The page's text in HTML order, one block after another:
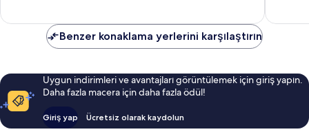
Benzer konaklama yerlerini karşılaştırın
Uygun indirimleri ve avantajları görüntülemek için giriş yapın.
Daha fazla macera için daha fazla ödül!
Giriş yap Ücretsiz olarak kaydolun